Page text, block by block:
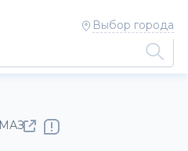
Выбор города
НЕФАЗ, ЗИЛ, ГАЗ, ПАЗ, ВАЗ